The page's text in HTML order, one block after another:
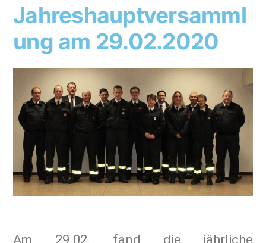
Jahreshauptversamml
ung am 29.02.2020
Am 29.02. fand die jährliche